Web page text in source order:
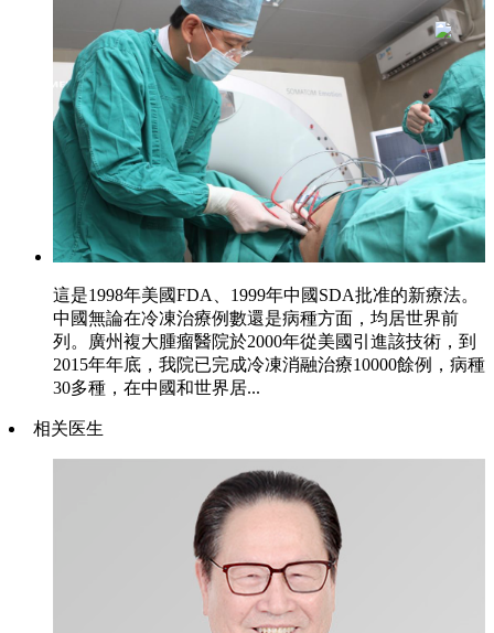
這是1998年美國FDA、1999年中國SDA批准的新療法。
中國無論在冷凍治療例數還是病種方面，均居世界前
列。廣州複大腫瘤醫院於2000年從美國引進該技術，到
2015年年底，我院已完成冷凍消融治療10000餘例，病種
30多種，在中國和世界居...
相关医生